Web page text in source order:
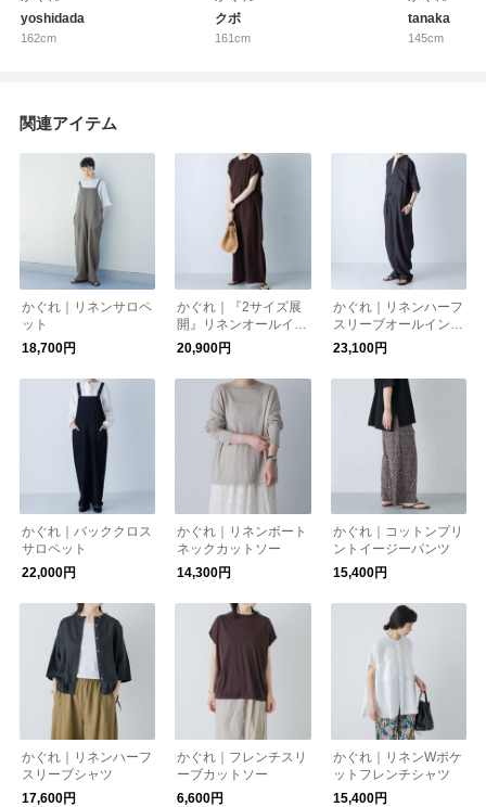
yoshidada
162cm
クボ
161cm
tanaka
145cm
関連アイテム
かぐれ｜リネンサロペ
ット
18,700円
かぐれ｜『2サイズ展
開』リネンオールイン
ワン
20,900円
かぐれ｜リネンハーフ
スリーブオールインワ
ン
23,100円
かぐれ｜バッククロス
サロペット
22,000円
かぐれ｜リネンボート
ネックカットソー
14,300円
かぐれ｜コットンプリ
ントイージーパンツ
15,400円
かぐれ｜リネンハーフ
スリーブシャツ
17,600円
かぐれ｜フレンチスリ
ーブカットソー
6,600円
かぐれ｜リネンWポケ
ットフレンチシャツ
15,400円